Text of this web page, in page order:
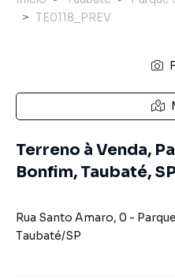
TE0118_PREV
Terreno à Venda,
Bonfim, Taubaté,
Rua Santo Amaro, 0 -
Taubaté/SP